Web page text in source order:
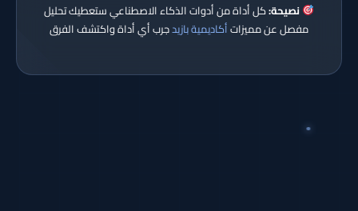
نصيحة:كل أداة من أدوات الذكاء الاصطناعي ستعطيك تحليل
مفصل عن مميزاتأكاديمية بازيدجرب أي أداة واكتشف الفرق